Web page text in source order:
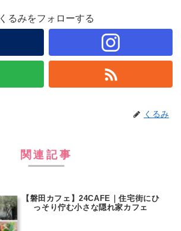
くるみをフォローする
くるみ
関連記事
【磐田カフェ】24CAFE｜住宅街にひ
っそり佇む小さな隠れ家カフェ